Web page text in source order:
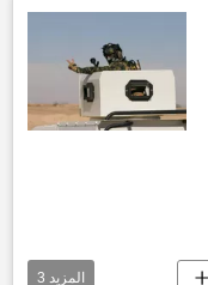
المزيد 3